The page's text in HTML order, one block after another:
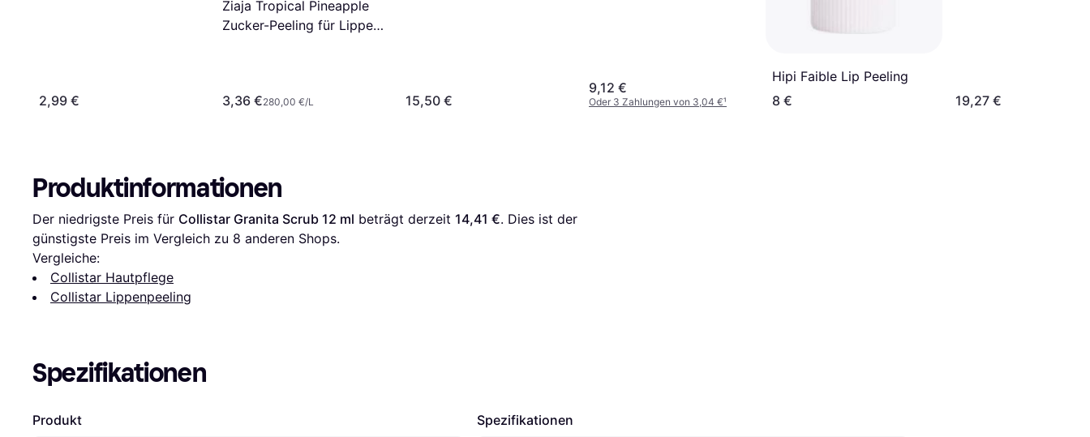
2,99 €
Ziaja Tropical Pineapple
Zucker-Peeling für Lippen
3,36 €280,00 €/L 15,50 €
9,12 €
Oder 3 Zahlungen von 3,04 €¹
Hipi Faible Lip Peeling
8 €
19,27 €
Produktinformationen
Der niedrigste Preis für Collistar Granita Scrub 12 ml beträgt derzeit 14,41 €. Dies ist der
günstigste Preis im Vergleich zu 8 anderen Shops.
Vergleiche:
Collistar Hautpflege
Collistar Lippenpeeling
Spezifikationen
Produkt Spezifikationen